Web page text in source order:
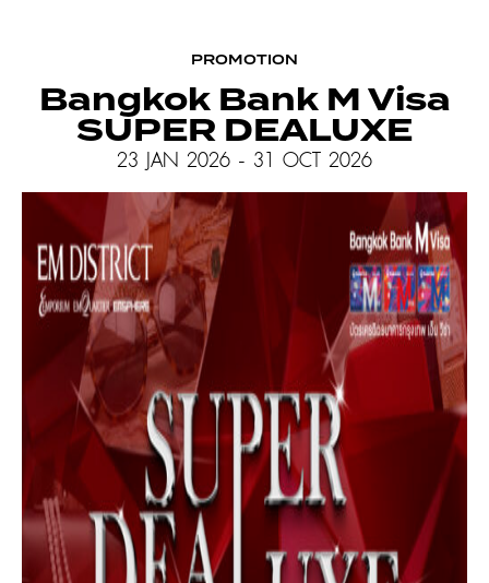
PROMOTION
Bangkok Bank M Visa
SUPER DEALUXE
23 JAN 2026 - 31 OCT 2026